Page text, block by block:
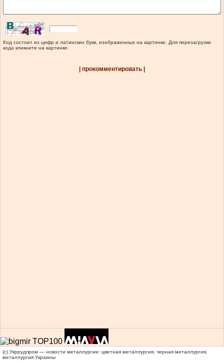
Код состоит из цифр и латинских букв, изображенных на картинке. Для перезагрузки
кода кликните на картинке.
| прокомментировать |
(c) Укррудпром — новости металлургии: цветная металлургия, черная металлургия,
металлургия Украины